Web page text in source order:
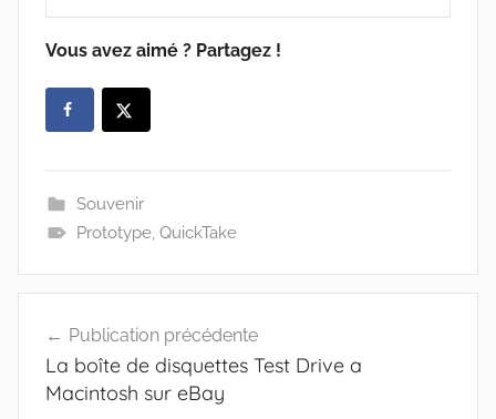
Vous avez aimé ? Partagez !
Souvenir
Prototype, QuickTake
de
l’article
Publication précédente
La boîte de disquettes Test Drive a
Macintosh sur eBay